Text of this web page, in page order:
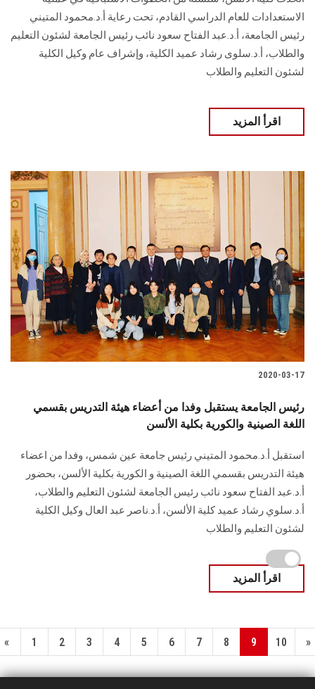
الاستعدادات للعام الدراسي القادم، تحت رعاية أ.د.محمود المتيني
رئيس الجامعة، أ.د.عبد الفتاح سعود نائب رئيس الجامعة لشئون التعليم
والطلاب، أ.د.سلوى رشاد عميد الكلية، وإشراف عام وكيل الكلية
لشئون التعليم والطلاب
اقرأ المزيد
2020-03-17
رئيس الجامعة يستقبل وفدا من أعضاء هيئة التدريس بقسمي
اللغة الصينية والكورية بكلية الألسن
استقبل أ.د.محمود المتيني رئيس جامعة عين شمس، وفدا من اعضاء
هيئة التدريس بقسمي اللغة الصينية و الكورية بكلية الألسن، بحضور
أ.د.عبد الفتاح سعود نائب رئيس الجامعة لشئون التعليم والطلاب،
أ.د.سلوي رشاد عميد كلية الألسن، أ.د.ناصر عبد العال وكيل الكلية
لشئون التعليم والطلاب
اقرأ المزيد
« 1 2 3 4 5 6 7 8 9 10 »